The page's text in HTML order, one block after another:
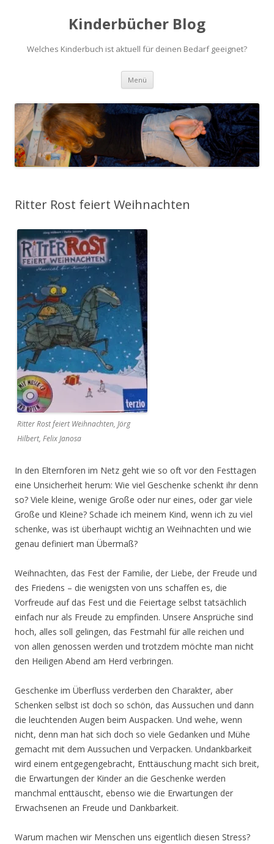
Kinderbücher Blog
Welches Kinderbuch ist aktuell für deinen Bedarf geeignet?
Menü Springe
Inhalt
Ritter Rost feiert Weihnachten
Ritter Rost feiert Weihnachten, Jörg
Hilbert, Felix Janosa
In den Elternforen im Netz geht wie so oft vor den Festtagen
eine Unsicherheit herum: Wie viel Geschenke schenkt ihr denn
so? Viele kleine, wenige Große oder nur eines, oder gar viele
Große und Kleine? Schade ich meinem Kind, wenn ich zu viel
schenke, was ist überhaupt wichtig an Weihnachten und wie
genau definiert man Übermaß?
Weihnachten, das Fest der Familie, der Liebe, der Freude und
des Friedens – die wenigsten von uns schaffen es, die
Vorfreude auf das Fest und die Feiertage selbst tatsächlich
einfach nur als Freude zu empfinden. Unsere Ansprüche sind
hoch, alles soll gelingen, das Festmahl für alle reichen und
von allen genossen werden und trotzdem möchte man nicht
den Heiligen Abend am Herd verbringen.
Geschenke im Überfluss verderben den Charakter, aber
Schenken selbst ist doch so schön, das Aussuchen und dann
die leuchtenden Augen beim Auspacken. Und wehe, wenn
nicht, denn man hat sich doch so viele Gedanken und Mühe
gemacht mit dem Aussuchen und Verpacken. Undankbarkeit
wird einem entgegengebracht, Enttäuschung macht sich breit,
die Erwartungen der Kinder an die Geschenke werden
manchmal enttäuscht, ebenso wie die Erwartungen der
Erwachsenen an Freude und Dankbarkeit.
Warum machen wir Menschen uns eigentlich diesen Stress?